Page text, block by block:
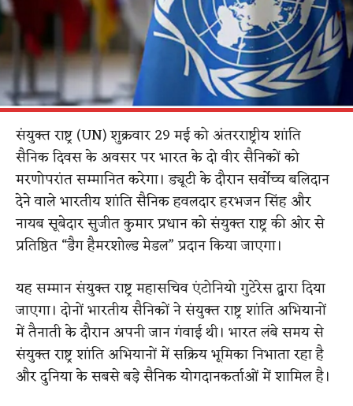
संयुक्त राष्ट्र (UN) शुक्रवार 29 मई को अंतरराष्ट्रीय शांति
सैनिक दिवस के अवसर पर भारत के दो वीर सैनिकों को
मरणोपरांत सम्मानित करेगा। ड्यूटी के दौरान सर्वोच्च बलिदान
देने वाले भारतीय शांति सैनिक हवलदार हरभजन सिंह और
नायब सूबेदार सुजीत कुमार प्रधान को संयुक्त राष्ट्र की ओर से
प्रतिष्ठित “डैग हैमरशोल्ड मेडल” प्रदान किया जाएगा।
यह सम्मान संयुक्त राष्ट्र महासचिव एंटोनियो गुटेरेस द्वारा दिया
जाएगा। दोनों भारतीय सैनिकों ने संयुक्त राष्ट्र शांति अभियानों
में तैनाती के दौरान अपनी जान गंवाई थी। भारत लंबे समय से
संयुक्त राष्ट्र शांति अभियानों में सक्रिय भूमिका निभाता रहा है
और दुनिया के सबसे बड़े सैनिक योगदानकर्ताओं में शामिल है।